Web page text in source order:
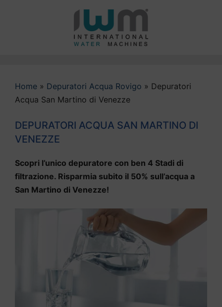
Home » Depuratori Acqua Rovigo » Depuratori
Acqua San Martino di Venezze
DEPURATORI ACQUA SAN MARTINO DI
VENEZZE
Scopri l’unico depuratore con ben 4 Stadi di
filtrazione. Risparmia subito il 50% sull’acqua a
San Martino di Venezze!